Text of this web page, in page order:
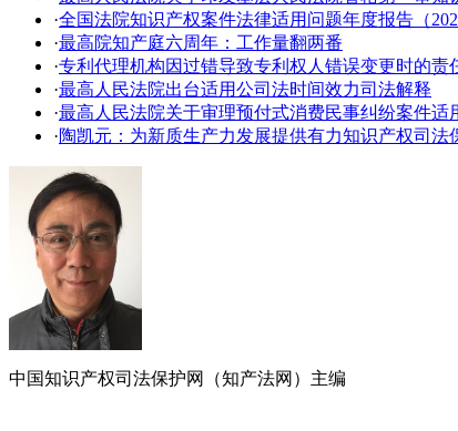
·全国法院知识产权案件法律适用问题年度报告（
·最高院知产庭六周年：工作量翻两番
·专利代理机构因过错导致专利权人错误变更时的责
·最高人民法院出台适用公司法时间效力司法解释
·最高人民法院关于审理预付式消费民事纠纷案件
·陶凯元：为新质生产力发展提供有力知识产权司法
中国知识产权司法保护网（知产法网）主编